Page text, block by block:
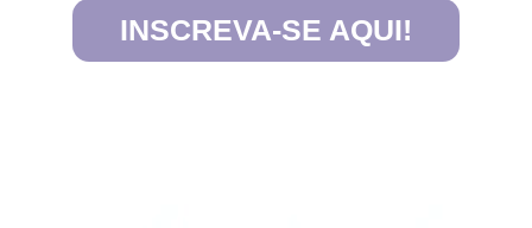
INSCREVA-SE AQUI!